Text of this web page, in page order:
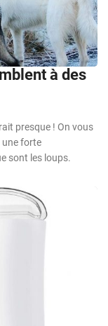
à des
presque ! On vous
une forte
sont les loups.